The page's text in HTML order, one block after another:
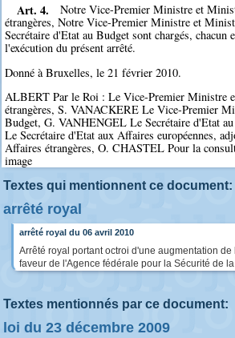
Art. 4.
Notre Vice-Premier Ministre et
étrangères, Notre Vice-Premier Ministre et
Secrétaire d'Etat au Budget sont chargés, chacun
l'exécution du présent arrêté.
Donné à Bruxelles, le 21 février 2010.
ALBERT Par le Roi : Le Vice-Premier Ministre
étrangères, S. VANACKERE Le Vice-Premier
Budget, G. VANHENGEL Le Secrétaire d'Etat
Le Secrétaire d'Etat aux Affaires européennes,
Affaires étrangères, O. CHASTEL Pour la
image
Textes qui mentionnent ce document:
arrêté royal
arrêté royal du 06 avril 2010
Arrêté royal portant octroi d'une augmentation
faveur de l'Agence fédérale pour la Sécurité de
Textes mentionnés par ce document:
loi du 23 décembre 2009